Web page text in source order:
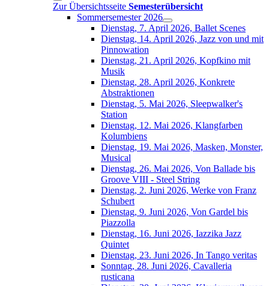
Zur Übersichtsseite Semesterübersicht
Sommersemester 2026
Dienstag, 7. April 2026, Ballet Scenes
Dienstag, 14. April 2026, Jazz von und mit
Pinnowation
Dienstag, 21. April 2026, Kopfkino mit
Musik
Dienstag, 28. April 2026, Konkrete
Abstraktionen
Dienstag, 5. Mai 2026, Sleepwalker's
Station
Dienstag, 12. Mai 2026, Klangfarben
Kolumbiens
Dienstag, 19. Mai 2026, Masken, Monster,
Musical
Dienstag, 26. Mai 2026, Von Ballade bis
Groove VIII - Steel String
Dienstag, 2. Juni 2026, Werke von Franz
Schubert
Dienstag, 9. Juni 2026, Von Gardel bis
Piazzolla
Dienstag, 16. Juni 2026, Iazzika Jazz
Quintet
Dienstag, 23. Juni 2026, In Tango veritas
Sonntag, 28. Juni 2026, Cavalleria
rusticana